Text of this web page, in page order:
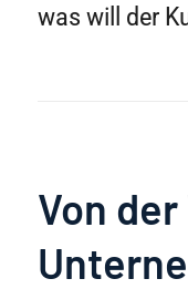
was will der
Von